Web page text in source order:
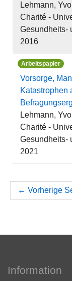
Lehmann,
Charité -
Gesundheits-
2016
Arbeitspapier
Vorsorge,
Katastrophen
Lehmann,
Charité -
Gesundheits-
2021
← Vorherige
Information